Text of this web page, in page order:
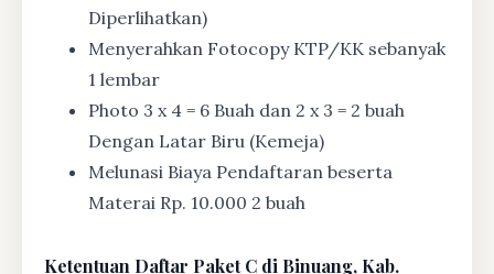
Diperlihatkan)
Menyerahkan Fotocopy KTP/KK sebanyak
1 lembar
Photo 3 x 4 = 6 Buah dan 2 x 3 = 2 buah
Dengan Latar Biru (Kemeja)
Melunasi Biaya Pendaftaran beserta
Materai Rp. 10.000 2 buah
Ketentuan Daftar Paket C di Binuang, Kab.